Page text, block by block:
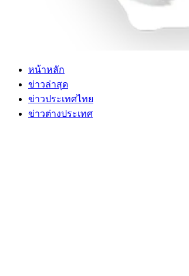
หน้าหลัก
ข่าวล่าสุด
ข่าวประเทศไทย
ข่าวต่างประเทศ